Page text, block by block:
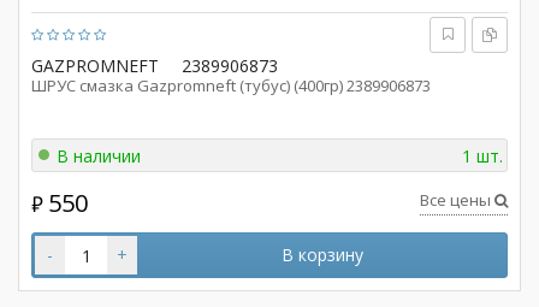
GAZPROMNEFT 2389906873
ШРУС смазка Gazpromneft (тубус) (400гр) 2389906873
В наличии 1 шт.
₽ 550 Все цены
- + В корзину